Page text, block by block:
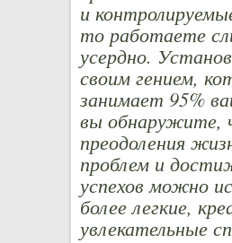
и
то работаете
усердно.
своим гением,
занимает 95%
вы обнаружите,
преодоления
проблем и
успехов можно
более легкие,
увлекательные